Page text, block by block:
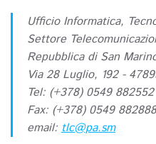
Ufficio Informatica,
Settore
Repubblica di San
Via 28 Luglio, 192 -
Tel: (+378) 0549 882552
Fax: (+378) 0549 882888
email: tlc@pa.sm